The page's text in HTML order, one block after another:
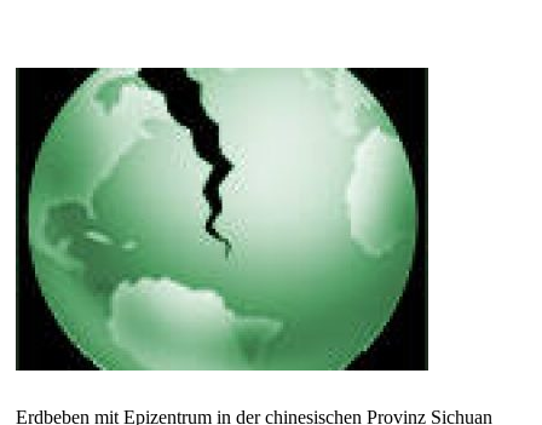
Erdbeben mit Epizentrum in der chinesischen Provinz Sichuan